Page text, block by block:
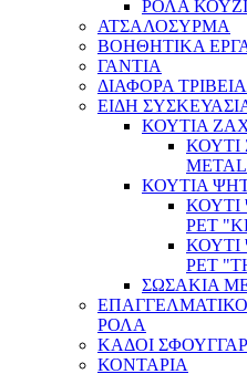
ΡΟΛΑ
ΑΤΣΑΛΟΣΥΡΜΑ
ΒΟΗΘΗΤΙΚΑ
ΓΑΝΤΙΑ
ΔΙΑΦΟΡΑ ΤΡΙΒΕΙΑ
ΕΙΔΗ
ΚΟΥΤΙΑ
ΚΟΥΤΙΑ
ΚΟΥΤΙ
PET
ΚΟΥΤΙ
PET
ΣΩΣΑΚΙΑ
ΡΟΛΑ
ΚΑΔΟΙ
ΚΟΝΤΑΡΙΑ